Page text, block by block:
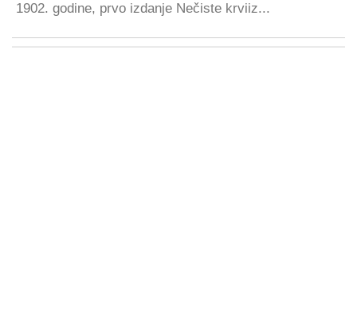
1902. godine, prvo izdanje Nečiste krviiz...